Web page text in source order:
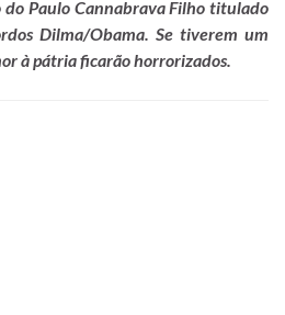
Paulo Cannabrava Filho titulado
Dilma/Obama. Se tiverem um
à pátria ficarão horrorizados.